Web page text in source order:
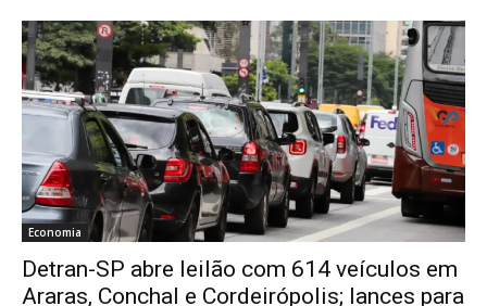
Economia
Detran-SP abre leilão com 614 veículos em
Araras, Conchal e Cordeirópolis; lances para